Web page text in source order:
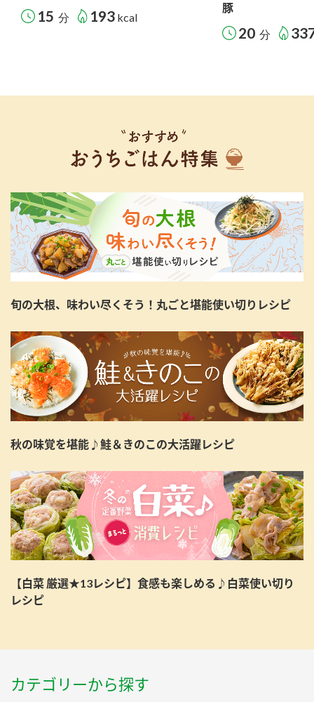
15 分 193 kcal
豚
20 分
旬の大根、味わい尽くそう！丸ごと堪能使い切りレシピ
秋の味覚を堪能♪鮭＆きのこの大活躍レシピ
【白菜 厳選★13レシピ】食感も楽しめる♪白菜使い切り
レシピ
カテゴリーから探す